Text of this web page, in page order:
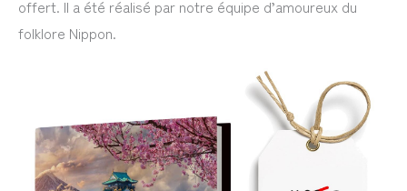
offert. Il a été réalisé par notre équipe d’amoureux du
folklore Nippon.